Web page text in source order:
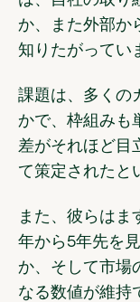
か、また外部か
知りたがってい
課題は、多くの
かで、枠組みも
差がそれほど目
て策定されたと
また、彼らはま
年から5年先を
か、そして市場
なる数値が維持